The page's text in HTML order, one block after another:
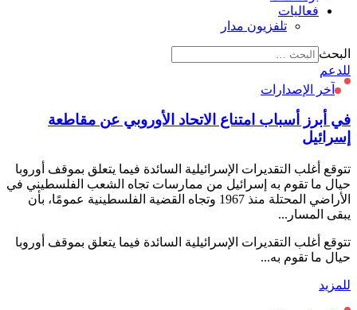
فعاليات
تلفزيون مدار
البحث
للدعم
آخر الإصدارات
في أبرز أسباب امتناع الاتحاد الأوروبي عن مقاطعة
إسرائيل
تتوقع أغلب التقديرات الإسرائيلية السائدة فيما يتعلق بموقف أوروبا
حيال ما تقوم به إسرائيل من ممارسات تجاه الشعب الفلسطيني في
الأراضي المحتلة منذ 1967 وتجاه القضية الفلسطينية عمومًا، بأن
يبقى المسار...
تتوقع أغلب التقديرات الإسرائيلية السائدة فيما يتعلق بموقف أوروبا
حيال ما تقوم به...
للمزيد